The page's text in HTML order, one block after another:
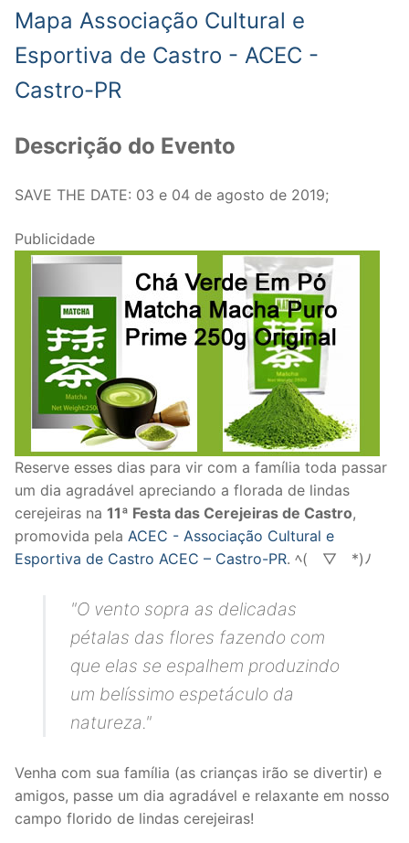
Mapa Associação Cultural e
Esportiva de Castro - ACEC -
Castro-PR
Descrição do Evento
SAVE THE DATE: 03 e 04 de agosto de 2019;
Publicidade
Reserve esses dias para vir com a família toda passar
um dia agradável apreciando a florada de lindas
cerejeiras na 11ª Festa das Cerejeiras de Castro,
promovida pela ACEC - Associação Cultural e
Esportiva de Castro ACEC – Castro-PR. ﾍ(￣▽￣*)ﾉ
"O vento sopra as delicadas
pétalas das flores fazendo com
que elas se espalhem produzindo
um belíssimo espetáculo da
natureza."
Venha com sua família (as crianças irão se divertir) e
amigos, passe um dia agradável e relaxante em nosso
campo florido de lindas cerejeiras!